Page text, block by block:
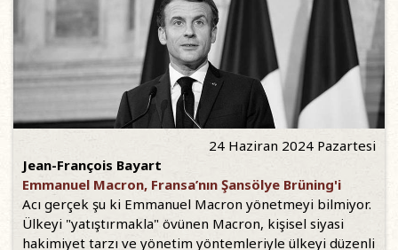
24 Haziran 2024 Pazartesi
Jean-François Bayart
Emmanuel Macron, Fransa’nın Şansölye Brüning'i
Acı gerçek şu ki Emmanuel Macron yönetmeyi bilmiyor.
Ülkeyi "yatıştırmakla" övünen Macron, kişisel siyasi
hakimiyet tarzı ve yönetim yöntemleriyle ülkeyi düzenli